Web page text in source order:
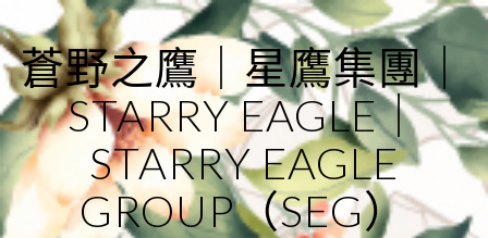
to
content
蒼野之鷹｜星鷹集團｜
STARRY EAGLE｜
STARRY EAGLE
GROUP（SEG）